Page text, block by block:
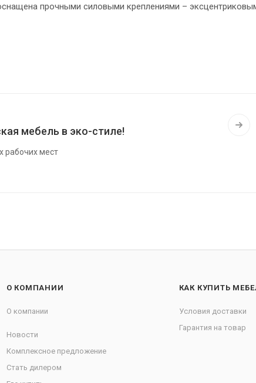
прочными силовыми креплениями –
мебель в эко-стиле!
рабочих мест
О КОМПАНИИ
О компании
Новости
Комплексное предложение
Стать дилером
КАК КУПИТЬ
Условия доставки
Гарантия на товар